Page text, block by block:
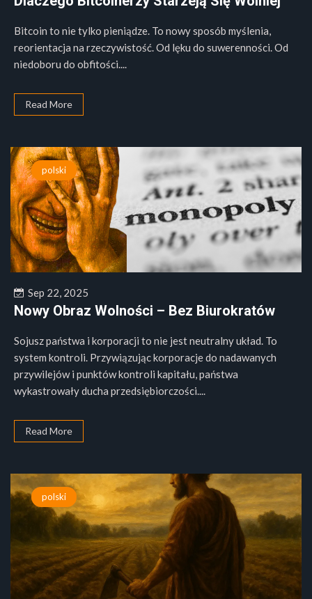
Bitcoin to nie tylko pieniądze. To nowy sposób myślenia,
reorientacja na rzeczywistość. Od lęku do suwerenności. Od
niedoboru do obfitości....
Read More
polski
Sep 22, 2025
Nowy Obraz Wolności – Bez Biurokratów
Sojusz państwa i korporacji to nie jest neutralny układ. To
system kontroli. Przywiązując korporacje do nadawanych
przywilejów i punktów kontroli kapitału, państwa
wykastrowały ducha przedsiębiorczości....
Read More
polski